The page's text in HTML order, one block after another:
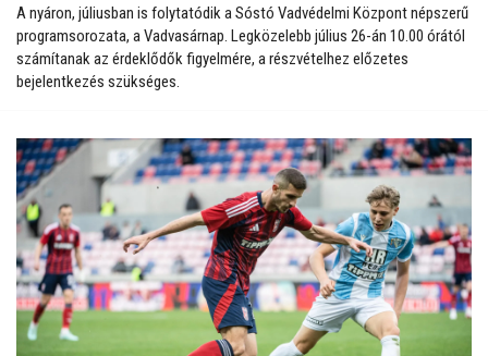
A nyáron, júliusban is folytatódik a Sóstó Vadvédelmi Központ népszerű
programsorozata, a Vadvasárnap. Legközelebb július 26-án 10.00 órától
számítanak az érdeklődők figyelmére, a részvételhez előzetes
bejelentkezés szükséges.